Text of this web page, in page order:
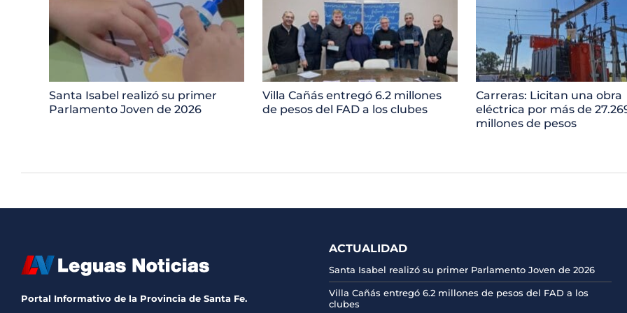
Santa Isabel realizó su primer
Parlamento Joven de 2026
Villa Cañás entregó 6.2 millones
de pesos del FAD a los clubes
Carreras: Licitan una obra
eléctrica por más de
millones de pesos
Portal Informativo de la Provincia de Santa Fe.
ACTUALIDAD
Santa Isabel realizó su primer Parlamento Joven de 2026
Villa Cañás entregó 6.2 millones de pesos del FAD a los
clubes